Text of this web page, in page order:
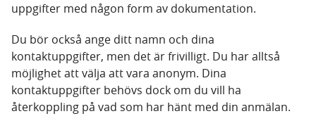
uppgifter med någon form av dokumentation.
Du bör också ange ditt namn och dina
kontaktuppgifter, men det är frivilligt. Du har alltså
möjlighet att välja att vara anonym. Dina
kontaktuppgifter behövs dock om du vill ha
återkoppling på vad som har hänt med din anmälan.